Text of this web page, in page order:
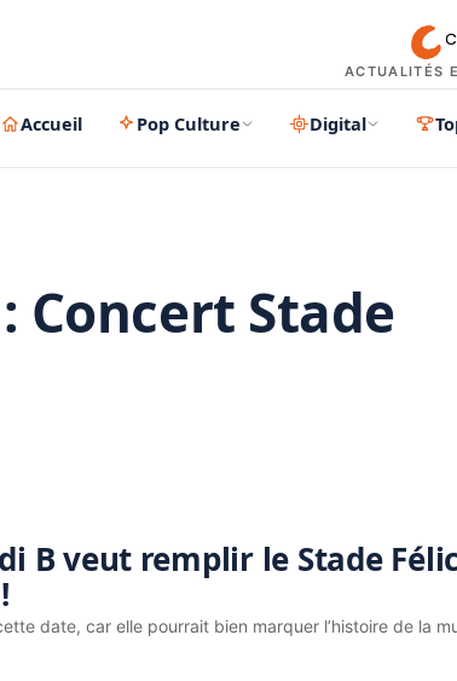
ACTUALITÉS
Accueil Pop Culture Digital
Concert Stade
B veut remplir le Stade
date, car elle pourrait bien marquer l’histoire de la